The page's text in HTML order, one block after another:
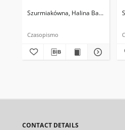
Szurmiakówna, Halina Barbara
Czasopismo
CONTACT DETAILS